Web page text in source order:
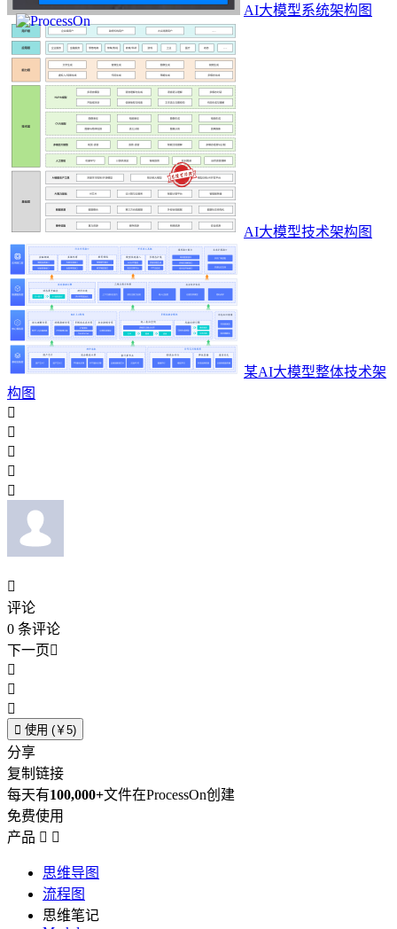
AI大模型系统架构图
AI大模型技术架构图
某AI大模型整体技术架
构图






评论
0 条评论
下一页



 使用 (￥5)
分享
复制链接
每天有100,000+文件在ProcessOn创建
免费使用
产品  
思维导图
流程图
思维笔记